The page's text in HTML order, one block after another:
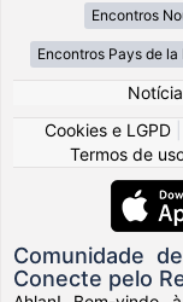
Encontros
Encontros Pays de la
Cookies e LGPD
Termos de
Comunidade
Conecte pelo